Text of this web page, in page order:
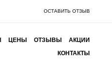
ОСТАВИТЬ ОТЗЫВ
ЦЕНЫ ОТЗЫВЫ
АКЦИИ
КОНТАКТЫ